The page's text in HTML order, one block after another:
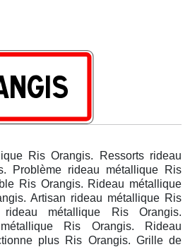
Ris Orangis. Ressorts rideau
Problème rideau métallique Ris
Ris Orangis. Rideau métallique
Artisan rideau métallique Ris
rideau métallique Ris Orangis.
Ris Orangis. Rideau
plus Ris Orangis. Grille de